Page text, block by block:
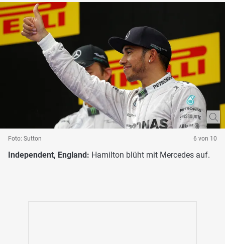
Foto: Sutton 6 von 10
Independent, England: Hamilton blüht mit Mercedes auf.